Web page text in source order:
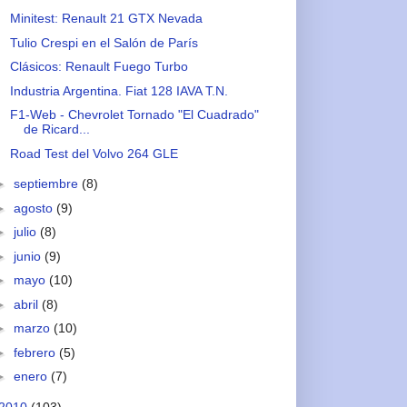
Minitest: Renault 21 GTX Nevada
Tulio Crespi en el Salón de París
Clásicos: Renault Fuego Turbo
Industria Argentina. Fiat 128 IAVA T.N.
F1-Web - Chevrolet Tornado "El Cuadrado"
de Ricard...
Road Test del Volvo 264 GLE
septiembre (8)
agosto (9)
julio (8)
junio (9)
mayo (10)
abril (8)
marzo (10)
febrero (5)
enero (7)